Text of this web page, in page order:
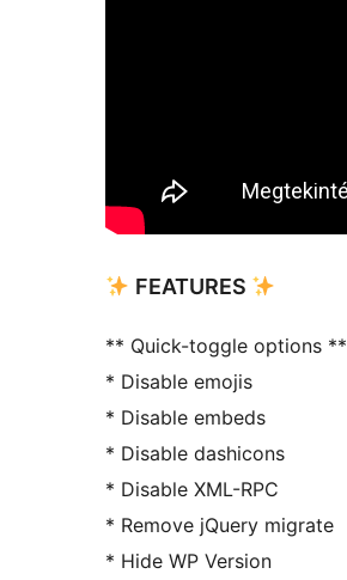
FEATURES
** Quick-toggle options **
* Disable emojis
* Disable embeds
* Disable dashicons
* Disable XML-RPC
* Remove jQuery migrate
* Hide WP Version